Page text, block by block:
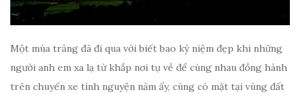
Một mùa trăng đã đi qua với biết bao kỷ niệm đẹp khi những
người anh em xa lạ từ khắp nơi tụ về để cùng nhau đồng hành
trên chuyến xe tình nguyện năm ấy, cùng có mặt tại vùng đất